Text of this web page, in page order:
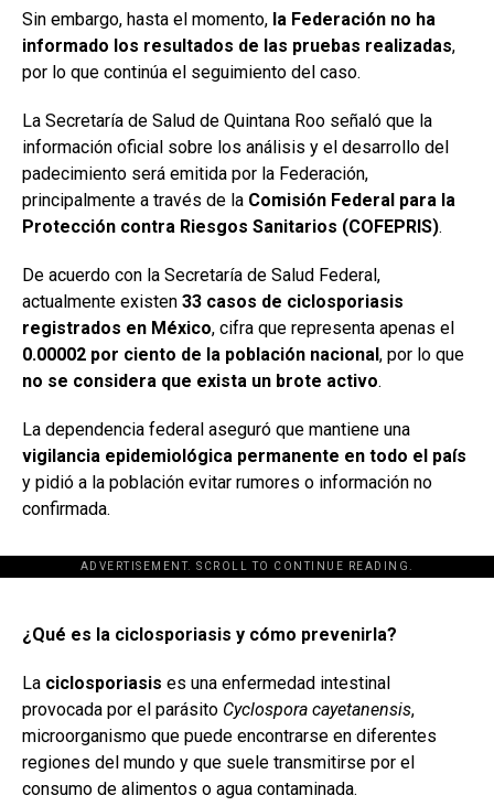
Sin embargo, hasta el momento, la Federación no ha
informado los resultados de las pruebas realizadas,
por lo que continúa el seguimiento del caso.
La Secretaría de Salud de Quintana Roo señaló que la
información oficial sobre los análisis y el desarrollo del
padecimiento será emitida por la Federación,
principalmente a través de la Comisión Federal para la
Protección contra Riesgos Sanitarios (COFEPRIS).
De acuerdo con la Secretaría de Salud Federal,
actualmente existen 33 casos de ciclosporiasis
registrados en México, cifra que representa apenas el
0.00002 por ciento de la población nacional, por lo que
no se considera que exista un brote activo.
La dependencia federal aseguró que mantiene una
vigilancia epidemiológica permanente en todo el país
y pidió a la población evitar rumores o información no
confirmada.
ADVERTISEMENT. SCROLL TO CONTINUE READING.
[adsforwp id="243463"]
¿Qué es la ciclosporiasis y cómo prevenirla?
La ciclosporiasis es una enfermedad intestinal
provocada por el parásito Cyclospora cayetanensis,
microorganismo que puede encontrarse en diferentes
regiones del mundo y que suele transmitirse por el
consumo de alimentos o agua contaminada.